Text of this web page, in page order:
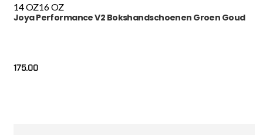
14 OZ16 OZ
Joya Performance V2 Bokshandschoenen Groen Goud
175.00